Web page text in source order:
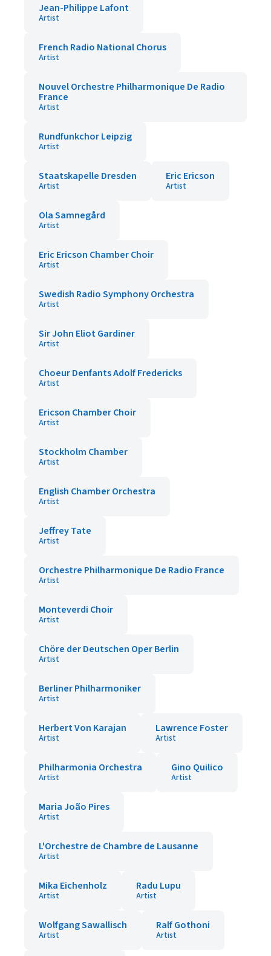
Jean-Philippe Lafont
Artist
French Radio National Chorus
Artist
Nouvel Orchestre Philharmonique De Radio
France
Artist
Rundfunkchor Leipzig
Artist
Staatskapelle Dresden
Artist
Eric Ericson
Artist
Ola Samnegård
Artist
Eric Ericson Chamber Choir
Artist
Swedish Radio Symphony Orchestra
Artist
Sir John Eliot Gardiner
Artist
Choeur Denfants Adolf Fredericks
Artist
Ericson Chamber Choir
Artist
Stockholm Chamber
Artist
English Chamber Orchestra
Artist
Jeffrey Tate
Artist
Orchestre Philharmonique De Radio France
Artist
Monteverdi Choir
Artist
Chöre der Deutschen Oper Berlin
Artist
Berliner Philharmoniker
Artist
Herbert Von Karajan
Artist
Lawrence Foster
Artist
Philharmonia Orchestra
Artist
Gino Quilico
Artist
Maria João Pires
Artist
L'Orchestre de Chambre de Lausanne
Artist
Mika Eichenholz
Artist
Radu Lupu
Artist
Wolfgang Sawallisch
Artist
Ralf Gothoni
Artist